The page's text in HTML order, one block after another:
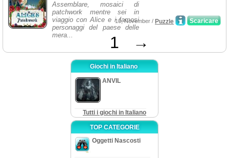
Assemblare, mosaici di
patchwork mentre sei in
viaggio con Alice e i famosi
personaggi del paese delle
mera...
Scaricare
10, November / Puzzle
1 →
Giochi in Italiano
ANVIL
Tutti i giochi in Italiano
TOP CATEGORIE
Oggetti Nascosti